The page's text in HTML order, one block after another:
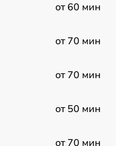
от 60 мин
от 70 мин
от 70 мин
от 50 мин
от 70 мин